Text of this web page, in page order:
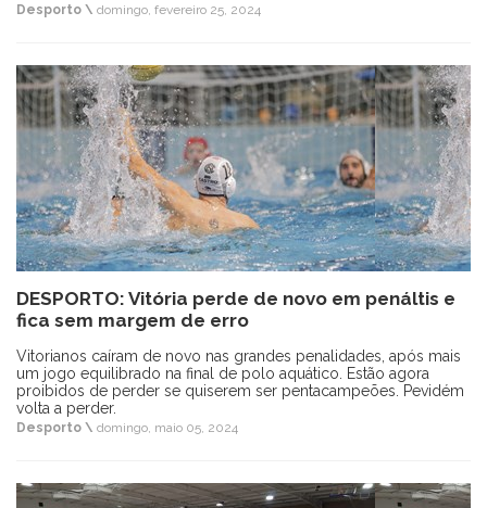
Desporto \ domingo, fevereiro 25, 2024
DESPORTO: Vitória perde de novo em penáltis e
fica sem margem de erro
Vitorianos caíram de novo nas grandes penalidades, após mais
um jogo equilibrado na final de polo aquático. Estão agora
proibidos de perder se quiserem ser pentacampeões. Pevidém
volta a perder.
Desporto \ domingo, maio 05, 2024